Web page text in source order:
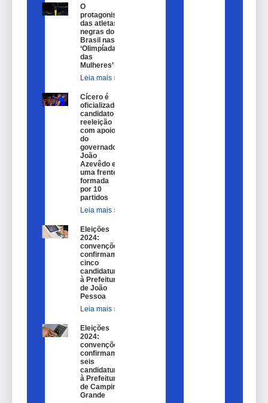
O
protagonismo
das atletas
negras do
Brasil nas
‘Olimpíadas
das
Mulheres’
Leia mais »
Cícero é
oficializado
candidato a
reeleição
com apoio
do
governador
João
Azevêdo e
uma frente
formada
por 10
partidos
Leia mais »
Eleições
2024:
convenções
confirmam
cinco
candidaturas
à Prefeitura
de João
Pessoa
Leia mais »
Eleições
2024:
convenções
confirmam
seis
candidaturas
à Prefeitura
de Campina
Grande